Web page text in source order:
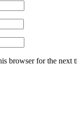
browser for the next